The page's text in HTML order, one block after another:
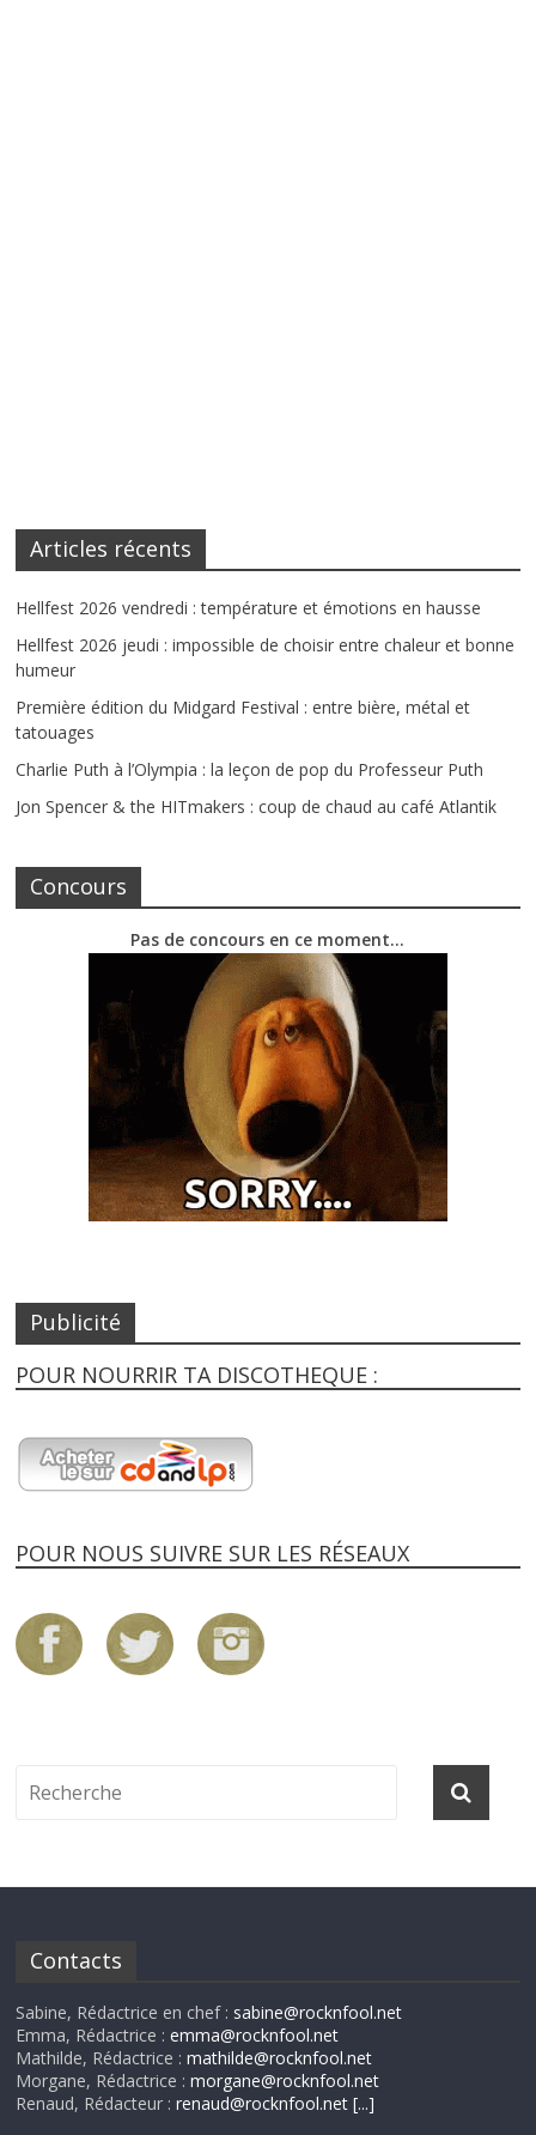
Articles récents
Hellfest 2026 vendredi : température et émotions en hausse
Hellfest 2026 jeudi : impossible de choisir entre chaleur et bonne
humeur
Première édition du Midgard Festival : entre bière, métal et
tatouages
Charlie Puth à l’Olympia : la leçon de pop du Professeur Puth
Jon Spencer & the HITmakers : coup de chaud au café Atlantik
Concours
Pas de concours en ce moment…
Publicité
POUR NOURRIR TA DISCOTHEQUE :
POUR NOUS SUIVRE SUR LES RÉSEAUX
Contacts
Sabine, Rédactrice en chef : sabine@rocknfool.net
Emma, Rédactrice :emma@rocknfool.net
Mathilde, Rédactrice :mathilde@rocknfool.net
Morgane, Rédactrice :morgane@rocknfool.net
Renaud, Rédacteur :renaud@rocknfool.net [...]